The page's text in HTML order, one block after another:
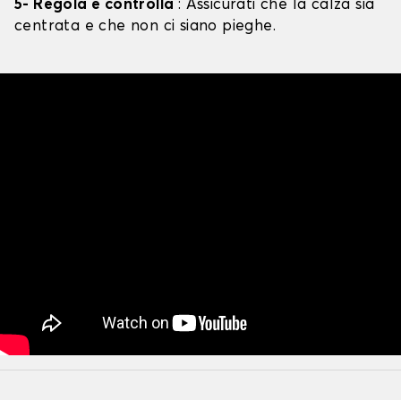
5- Regola e controlla : Assicurati che la calza sia
centrata e che non ci siano pieghe.